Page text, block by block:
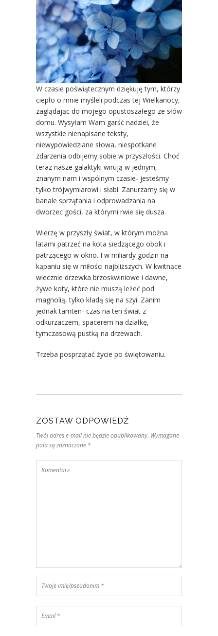
W czasie poświątecznym dziękuję tym, którzy
ciepło o mnie myśleli podczas tej Wielkanocy,
zaglądając do mojego opustoszałego ze słów
domu. Wysyłam Wam garść nadziei, że
wszystkie nienapisane teksty,
niewypowiedziane słowa, niespotkane
zdarzenia odbijemy sobie w przyszłości. Choć
teraz nasze galaktyki wirują w jednym,
znanym nam i wspólnym czasie- jesteśmy
tylko trójwymiarowi i słabi. Zanurzamy się w
banale sprzątania i odprowadzania na
dworzec gości, za którymi rwie się dusza.
Wierzę w przyszły świat, w którym można
latami patrzeć na kota siedzącego obok i
patrzącego w okno. I w miliardy godzin na
kąpaniu się w miłości najbliższych. W kwitnące
wiecznie drzewka brzoskwiniowe i dawne,
żywe koty, które nie muszą leżeć pod
magnolią, tylko kładą się na szyi. Zanim
jednak tamten- czas na ten świat z
odkurzaczem, spacerem na działkę,
tymczasową pustką na drzewach.
Trzeba posprzątać życie po świętowaniu.
ZOSTAW ODPOWIEDŹ
Twój adres e-mail nie będzie opublikowany. Wymagane
pola są zaznaczone *